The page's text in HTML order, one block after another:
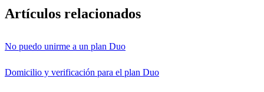
Artículos relacionados
No puedo unirme a un plan Duo
Domicilio y verificación para el plan Duo